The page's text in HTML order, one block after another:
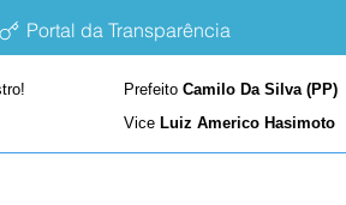
Portal da Transparência
Prefeito Camilo Da Silva (PP)
Vice Luiz Americo Hasimoto